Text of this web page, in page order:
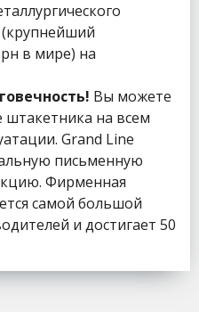
в мире) на
Вы можете
штакетника на всем
Grand Line
письменную
Фирменная
самой большой
и достигает 50